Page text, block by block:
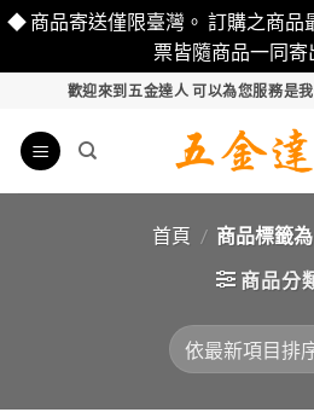
◆ 商品寄送僅限臺灣。 訂購之商品
票皆隨商品一同寄
content
歡迎來到五金達人 可以為您服務是
首頁 / 商品標籤
商品分